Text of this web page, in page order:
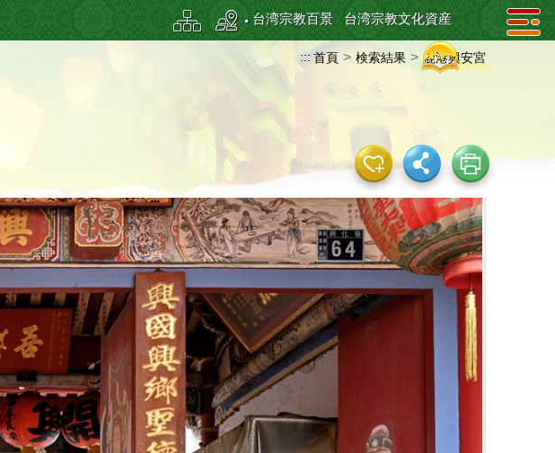
台湾宗教百景 台湾宗教文化資産
::: 首頁 > 検索結果 > 鹿港興安宮